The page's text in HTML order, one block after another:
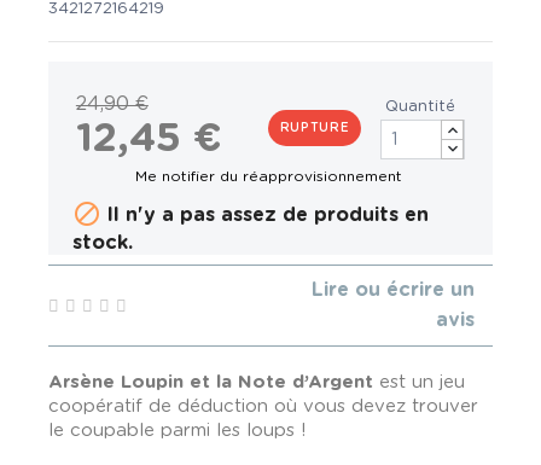
3421272164219
24,90 €
12,45 € RUPTURE
Quantité
 Il n'y a pas assez de produits en
stock.
Lire ou écrire un
avis
Arsène Loupin et la Note d’Argent est un jeu
coopératif de déduction où vous devez trouver
le coupable parmi les loups !